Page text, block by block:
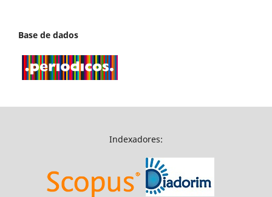
Base de dados
Indexadores: